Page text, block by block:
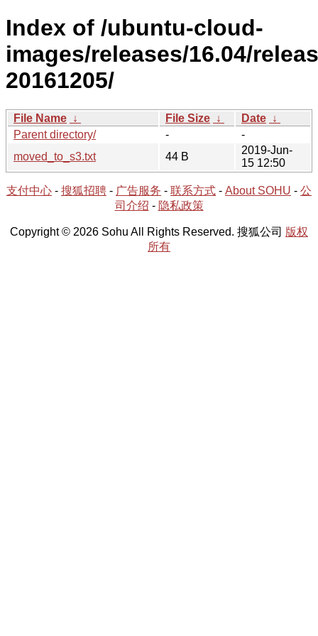
Index of /ubuntu-cloud-
images/releases/16.04/
20161205/
File Name ↓ File Size ↓ Date ↓
Parent directory/
-
-
moved_to_s3.txt
44 B
2019-Jun-
15 12:50
支付中心 - 搜狐招聘 - 广告服务 - 联系方式 - About SOHU - 公
司介绍 - 隐私政策
Copyright © 2026 Sohu All Rights Reserved. 搜狐公司 版权
所有